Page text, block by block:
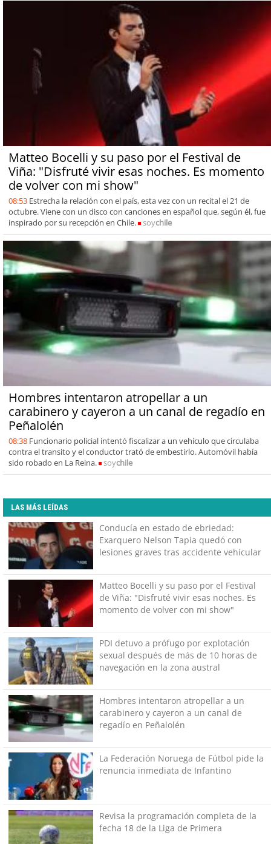
Matteo Bocelli y su paso por el Festival de
Viña: "Disfruté vivir esas noches. Es momento
de volver con mi show"
08:53 Estrecha la relación con el país, esta vez con un recital el 21 de
octubre. Viene con un disco con canciones en español que, según él, fue
inspirado por su recepción en Chile.
soychile
Hombres intentaron atropellar a un
carabinero y cayeron a un canal de regadío en
Peñalolén
08:38 Funcionario policial intentó fiscalizar a un vehículo que circulaba
contra el transito y el conductor trató de embestirlo. Automóvil había
sido robado en La Reina.
soychile
LAS MÁS LEÍDAS
Conducía en estado de ebriedad:
Exarquero Nelson Tapia quedó con
lesiones graves tras accidente vehicular
Matteo Bocelli y su paso por el Festival
de Viña: "Disfruté vivir esas noches. Es
momento de volver con mi show"
PDI detuvo a prófugo por explotación
sexual después de más de 10 horas de
navegación en la zona austral
Hombres intentaron atropellar a un
carabinero y cayeron a un canal de
regadío en Peñalolén
La Federación Noruega de Fútbol pide la
renuncia inmediata de Infantino
Revisa la programación completa de la
fecha 18 de la Liga de Primera